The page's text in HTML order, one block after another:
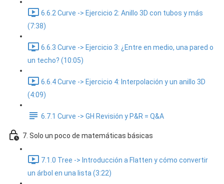
6.6.2 Curve -> Ejercicio 2: Anillo 3D con tubos y más
(7:38)
6.6.3 Curve -> Ejercicio 3: ¿Entre en medio, una pared o
un techo? (10:05)
6.6.4 Curve -> Ejercicio 4: Interpolación y un anillo 3D
(4:09)
6.7.1 Curve -> GH Revisión y P&R = Q&A
7. Solo un poco de matemáticas básicas
7.1.0 Tree -> Introducción a Flatten y cómo convertir
un árbol en una lista (3:22)